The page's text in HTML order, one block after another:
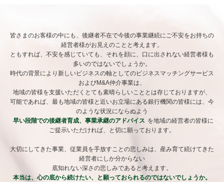
皆さまのお客様の中にも、後継者不在で今後の事業継続にご不安をお持ちの
経営者様がお見えのことと考えます。
ともすれば、不安を感じていても、それを顔に、口に出されない経営者様も
多いのではないでしょうか。
時代の背景により新しいビジネスの軸としてのビジネスマッチングサービス
およびM&A仲介事業は、
地域の皆様を支援いただくとても素晴らしいこととは存じておりますが、
可能であれば、最も地域の皆様と近いお立場にある銀行機関の皆様には、今
のような状況にならぬよう
早い段階での後継者育成、事業承継のアドバイス を地域の経営者の皆様に
ご提示いただければ、と切に願っております。
大切にしてきた事業、従業員を手放すことの悲しみは、産み育て続けてきた
経営者にしか分からない
底知れない深さの悲しみであると考えます。
本当は、心の底から続けたい、と願っておられるのではないでしょうか。